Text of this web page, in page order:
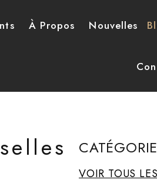
À Propos Nouvelles
VOIR TOUS